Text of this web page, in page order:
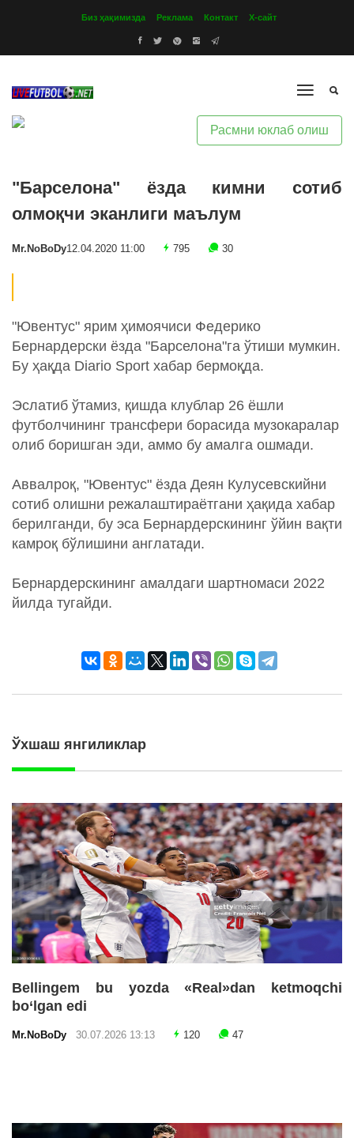
Биз ҳақимизда Реклама Контакт Х-сайт
Расмни юклаб олиш
"Барселона" ёзда кимни сотиб
олмоқчи эканлиги маълум
Mr.NoBoDy12.04.2020 11:00 795 30
"Ювентус" ярим ҳимоячиси Федерико
Бернардерски ёзда "Барселона"га ўтиши мумкин.
Бу ҳақда Diario Sport хабар бермоқда.
Эслатиб ўтамиз, қишда клублар 26 ёшли
футболчининг трансфери борасида музокаралар
олиб боришган эди, аммо бу амалга ошмади.
Аввалроқ, "Ювентус" ёзда Деян Кулусевскийни
сотиб олишни режалаштираётгани ҳақида хабар
берилганди, бу эса Бернардерскининг ўйин вақти
камроқ бўлишини англатади.
Бернардерскининг амалдаги шартномаси 2022
йилда тугайди.
Ўхшаш янгиликлар
Bellingem bu yozda «Real»dan ketmoqchi
bo‘lgan edi
Mr.NoBoDy 30.07.2026 13:13 120 47